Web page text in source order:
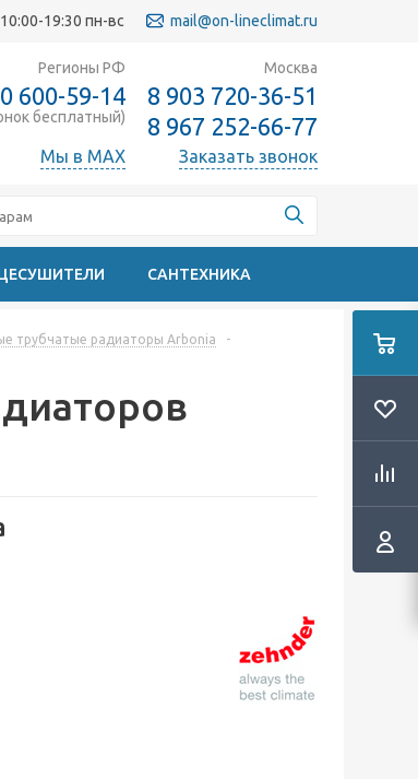
19:30 пн-вс mail@on-lineclimat.ru
Регионы РФ
600-59-14
бесплатный)
Мы в MAX
Москва
8 903 720-36-51
8 967 252-66-77
Заказать звонок
САНТЕХНИКА
трубчатые радиаторы Arbonia
-